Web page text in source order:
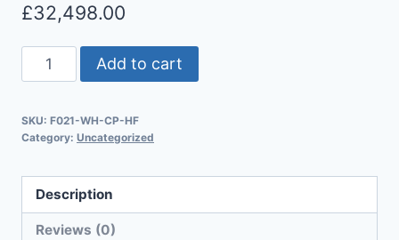
£32,498.00
Add to cart
SKU: F021-WH-CP-HF
Category: Uncategorized
Description
Reviews (0)